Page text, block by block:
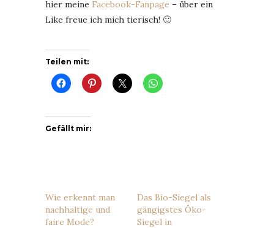
hier meine Facebook-Fanpage – über ein
Like freue ich mich tierisch! 🙂
Teilen mit:
Gefällt mir:
Wie erkennt man
nachhaltige und
faire Mode?
Das Bio-Siegel als
gängigstes Öko-
Siegel in